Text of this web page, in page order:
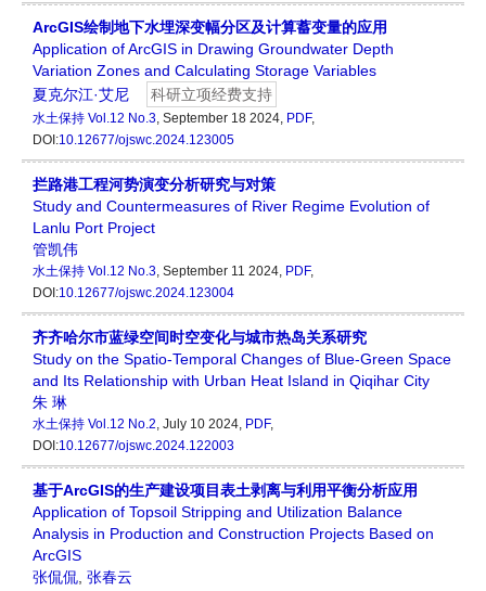
ArcGIS绘制地下水埋深变幅分区及计算蓄变量的应用
Application of ArcGIS in Drawing Groundwater Depth
Variation Zones and Calculating Storage Variables
夏克尔江·艾尼
科研立项经费支持
水土保持 Vol.12 No.3, September 18 2024, PDF,
DOI:10.12677/ojswc.2024.123005
拦路港工程河势演变分析研究与对策
Study and Countermeasures of River Regime Evolution of
Lanlu Port Project
管凯伟
水土保持 Vol.12 No.3, September 11 2024, PDF,
DOI:10.12677/ojswc.2024.123004
齐齐哈尔市蓝绿空间时空变化与城市热岛关系研究
Study on the Spatio-Temporal Changes of Blue-Green Space
and Its Relationship with Urban Heat Island in Qiqihar City
朱 琳
水土保持 Vol.12 No.2, July 10 2024, PDF,
DOI:10.12677/ojswc.2024.122003
基于ArcGIS的生产建设项目表土剥离与利用平衡分析应用
Application of Topsoil Stripping and Utilization Balance
Analysis in Production and Construction Projects Based on
ArcGIS
张侃侃 张春云